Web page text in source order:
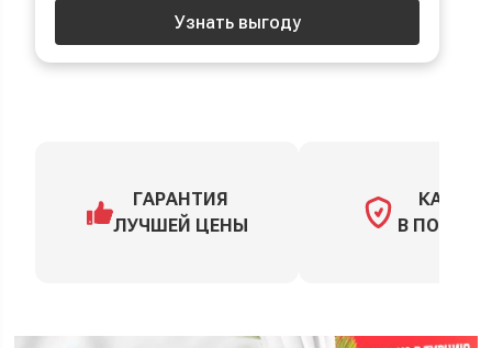
Узнать выгоду
ГАРАНТИЯ
ЛУЧШЕЙ ЦЕНЫ
КАСКО
В